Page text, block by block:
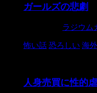
ガールズの悲劇
ラジウム
怖い話 恐ろしい 海
人身売買に性的